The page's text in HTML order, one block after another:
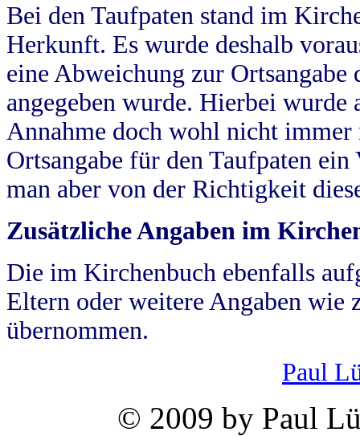
Bei den Taufpaten stand im
Herkunft. Es wurde deshalb
eine Abweichung zur
angegeben wurde. Hierbei wurde
Annahme doch wohl nicht
Ortsangabe für den Taufpaten
man aber von der Richtigkeit
Zusätzliche Angaben im
Die im Kirchenbuch ebenfalls
Eltern oder weitere Angaben wie
übernommen.
Paul
© 2009 by Paul